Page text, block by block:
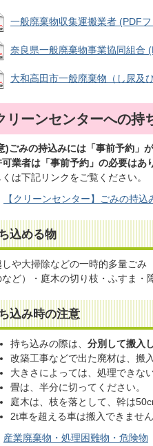
一般廃棄物収集運搬業者 (PDF
奈良県一般廃棄物事業協同組合
大和高田市一般廃棄物（し尿及
リーンセンターへの持
)ごみの持込みには「事前予約」
可業者は「事前予約」の必要はあ
は下記リンクをご覧ください。
【クリーンセンター】ごみの持
込める物
しや大掃除などの一時的多量ごみ
など）・庭木の切り枝・ふすま・
込み時の注意
持ち込みの際は、分別して搬入
改築工事などで出た廃材は、搬
大きさによっては、処理できな
畳は、半分に切ってください。
庭木は、枝を落として、幹は
2t車を超える車は搬入できません
産業廃棄物・処理困難物・危険物